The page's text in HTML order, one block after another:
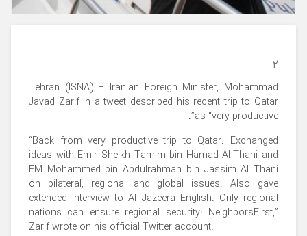
۲
Tehran (ISNA) – Iranian Foreign Minister, Mohammad
Javad Zarif in a tweet described his recent trip to Qatar
as “very productive”.
“Back from very productive trip to Qatar. Exchanged
ideas with Emir Sheikh Tamim bin Hamad Al-Thani and
FM Mohammed bin Abdulrahman bin Jassim Al Thani
on bilateral, regional and global issues. Also gave
extended interview to Al Jazeera English. Only regional
nations can ensure regional security: NeighborsFirst,”
Zarif wrote on his official Twitter account.